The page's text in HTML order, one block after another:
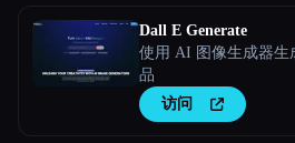
Dall E Generate
使用 AI 图像生成器
品
访问